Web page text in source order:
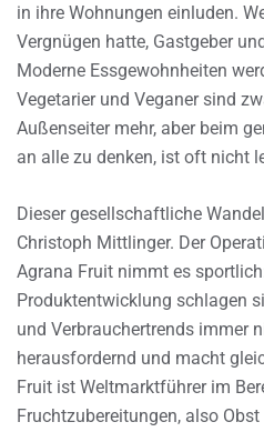
in ihre Wohnungen einluden.
Vergnügen hatte, Gastgeber
Moderne Essgewohnheiten
Vegetarier und Veganer sind
Außenseiter mehr, aber beim
an alle zu denken, ist oft nicht
Dieser gesellschaftliche
Christoph Mittlinger. Der
Agrana Fruit nimmt es
Produktentwicklung schlagen
und Verbrauchertrends immer
herausfordernd und macht
Fruit ist Weltmarktführer im
Fruchtzubereitungen, also